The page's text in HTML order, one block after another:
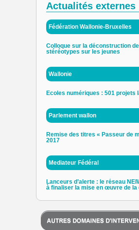
Actualités externes
Fédération Wallonie-Bruxelles
Colloque sur la déconstruction
stéréotypes sur les jeunes
Wallonie
Ecoles numériques : 501 projets
Parlement wallon
Remise des titres « Passeur de
2017
Mediateur Fédéral
Lanceurs d’alerte : le réseau
à finaliser la mise en œuvre de la